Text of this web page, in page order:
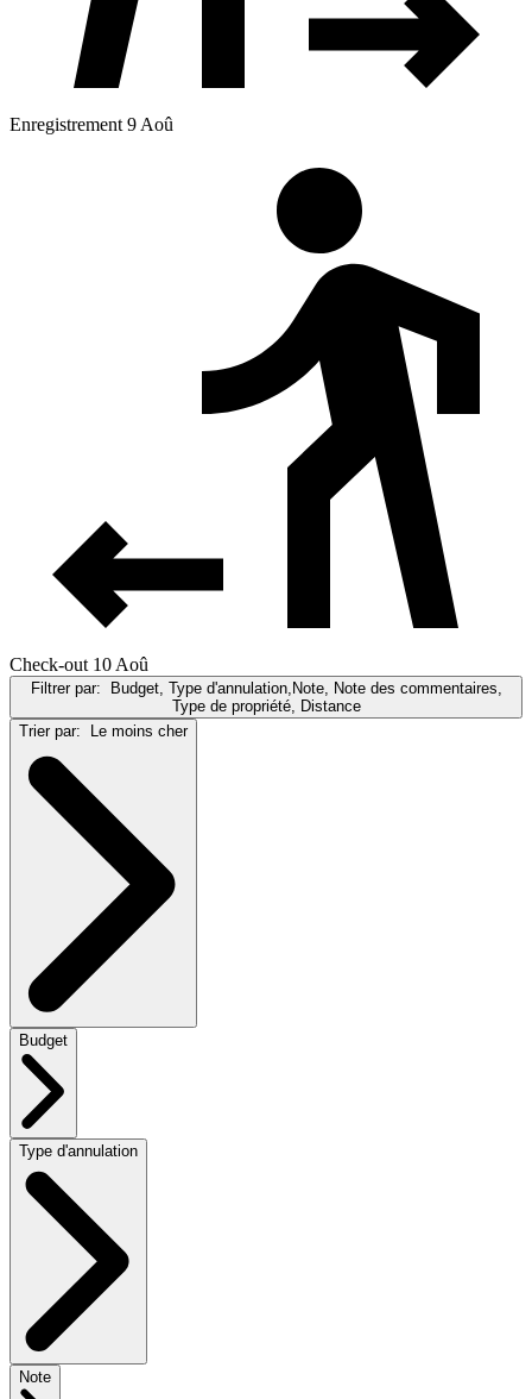
Enregistrement 9 Aoû
Check-out 10 Aoû
Filtrer par:
Budget, Type d'annulation,Note, Note des commentaires,
Type de propriété, Distance
Trier par:
Le moins cher
Budget
Type d'annulation
Note